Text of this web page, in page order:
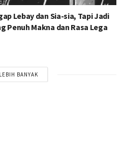
Lebay dan Sia-sia, Tapi Jadi
Penuh Makna dan Rasa Lega
BANYAK